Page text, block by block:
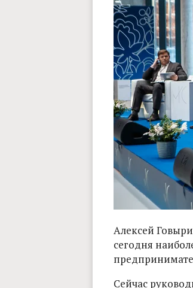
Алексей
сегодня
Сейчас